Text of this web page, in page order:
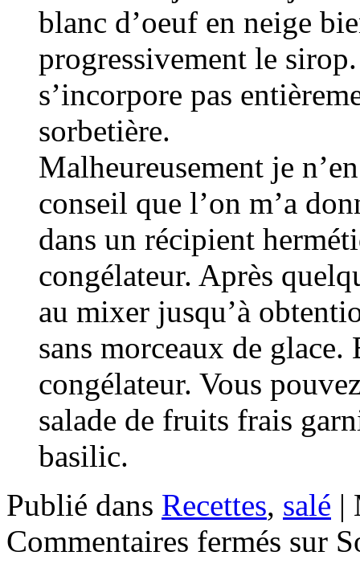
blanc d’oeuf en neige
progressivement le
s’incorpore pas
sorbetière.
Malheureusement je
conseil que l’on m’a
dans un récipient
congélateur. Après
au mixer jusqu’à
sans morceaux de
congélateur. Vous
salade de fruits frais
basilic.
Publié dans Recettes, salé |
Commentaires fermés sur